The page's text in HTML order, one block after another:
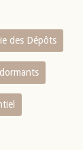
des Dépôts